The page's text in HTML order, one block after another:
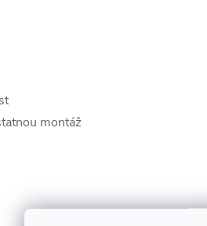
montáž